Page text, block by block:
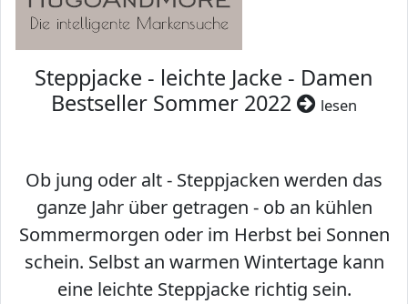
Steppjacke - leichte Jacke - Damen
Bestseller Sommer 2022
lesen
Ob jung oder alt - Steppjacken werden das
ganze Jahr über getragen - ob an kühlen
Sommermorgen oder im Herbst bei Sonnen
schein. Selbst an warmen Wintertage kann
eine leichte Steppjacke richtig sein.